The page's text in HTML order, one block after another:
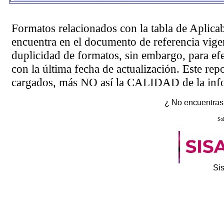
Formatos relacionados con la tabla de
encuentra en el documento de referencia
duplicidad de formatos, sin embargo, para
con la última fecha de actualización. Este
cargados, más NO así la CALIDAD de la
¿ No